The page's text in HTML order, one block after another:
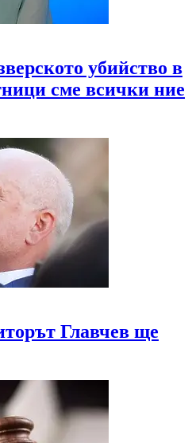
убийство в
сме всички ние
Главчев ще